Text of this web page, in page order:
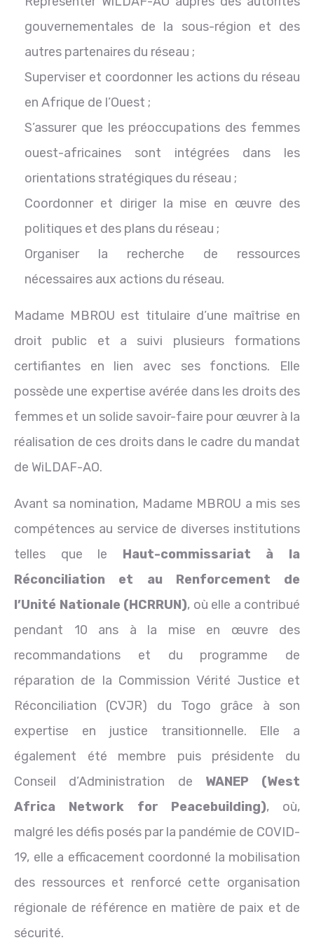
gouvernementales de la sous-région et des
autres partenaires du réseau ;
Superviser et coordonner les actions du réseau
en Afrique de l’Ouest ;
S’assurer que les préoccupations des femmes
ouest-africaines sont intégrées dans les
orientations stratégiques du réseau ;
Coordonner et diriger la mise en œuvre des
politiques et des plans du réseau ;
Organiser la recherche de ressources
nécessaires aux actions du réseau.
Madame MBROU est titulaire d’une maîtrise en
droit public et a suivi plusieurs formations
certifiantes en lien avec ses fonctions. Elle
possède une expertise avérée dans les droits des
femmes et un solide savoir-faire pour œuvrer à la
réalisation de ces droits dans le cadre du mandat
de WiLDAF-AO.
Avant sa nomination, Madame MBROU a mis ses
compétences au service de diverses institutions
telles que le Haut-commissariat à la
Réconciliation et au Renforcement de
l’Unité Nationale (HCRRUN), où elle a contribué
pendant 10 ans à la mise en œuvre des
recommandations et du programme de
réparation de la Commission Vérité Justice et
Réconciliation (CVJR) du Togo grâce à son
expertise en justice transitionnelle. Elle a
également été membre puis présidente du
Conseil d’Administration de WANEP (West
Africa Network for Peacebuilding), où,
malgré les défis posés par la pandémie de COVID-
19, elle a efficacement coordonné la mobilisation
des ressources et renforcé cette organisation
régionale de référence en matière de paix et de
sécurité.